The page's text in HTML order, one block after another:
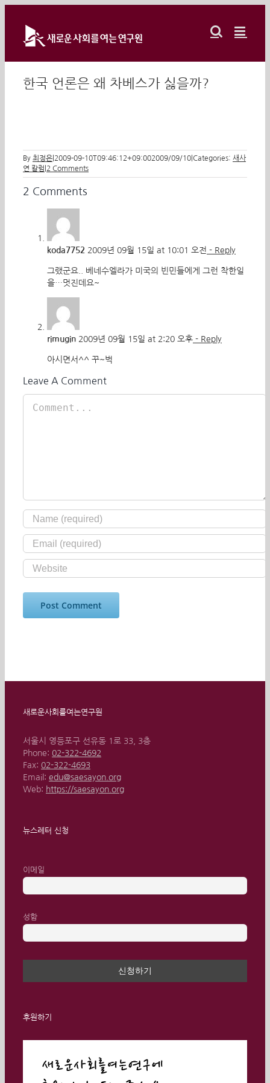
content
한국 언론은 왜 차베스가 싫을까?
By 최정은 2009-09-10T09:46:12+09:002009/09/10 Categories: 새사
연 칼럼 2 Comments
2 Comments
koda7752 2009년 09월 15일 at 10:01 오전 - Reply
그랬군요.. 베네수엘라가 미국의 빈민들에게 그런 착한일
을…멋진데요~
rimugin 2009년 09월 15일 at 2:20 오후 - Reply
아시면서^^ 꾸~벅
Leave A Comment
새로운사회를여는연구원
서울시 영등포구 선유동 1로 33, 3층
Phone: 02-322-4692
Fax: 02-322-4693
Email: edu@saesayon.org
Web: https://saesayon.org
뉴스레터 신청
이메일
성함
후원하기